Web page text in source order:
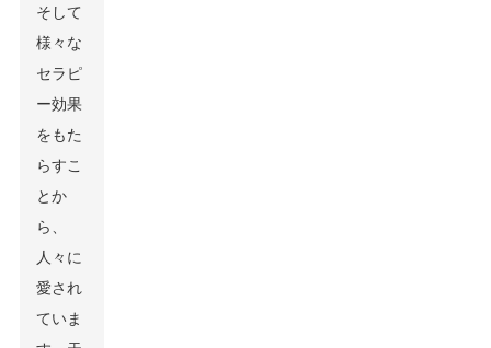
そして
様々な
セラピ
ー効果
をもた
らすこ
とか
ら、
人々に
愛され
ていま